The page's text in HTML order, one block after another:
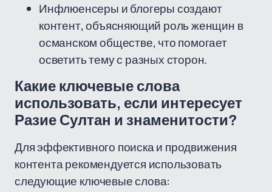
Инфлюенсеры и блогеры создают
контент, объясняющий роль женщин в
османском обществе, что помогает
осветить тему с разных сторон.
Какие ключевые слова
использовать, если интересует
Разие Султан и знаменитости?
Для эффективного поиска и продвижения
контента рекомендуется использовать
следующие ключевые слова: